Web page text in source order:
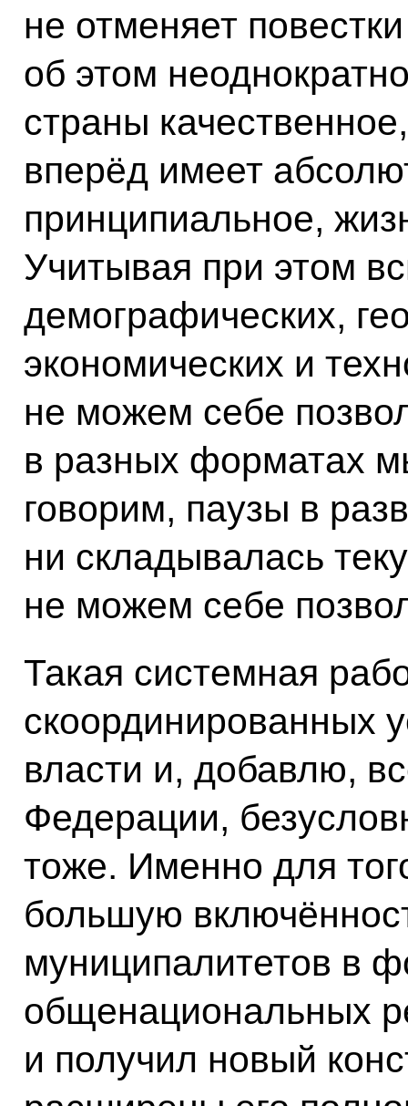
не отменяет
об этом
страны
вперёд имеет
принципиальное,
Учитывая при этом
демографических,
экономических и
не можем себе
в разных форматах
говорим, паузы в
ни складывалась
не можем себе
Такая системная
скоординированных
власти и, добавлю,
Федерации,
тоже. Именно для
большую
муниципалитетов в
общенациональных
и получил новый